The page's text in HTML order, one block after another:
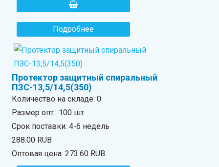
Подробнее
Протектор защитный спиральный
ПЗС-13,5/14,5(350)
Количество на складе:0
Размер опт.: 100 шт
Срок поставки: 4-6 недель
288.00 RUB
Оптовая цена:273.60 RUB